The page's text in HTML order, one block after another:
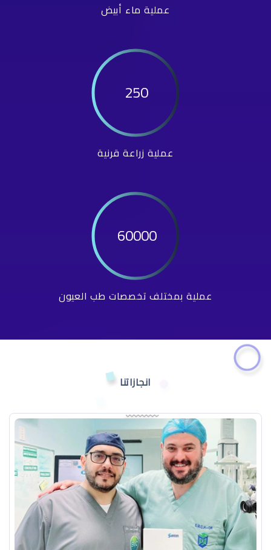
عملية ماء أبيض
250
عملية زراعة قرنية
60000
عملية بمختلف تخصصات طب العيون
انجازاتنا